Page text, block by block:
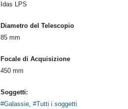
Idas LPS
Diametro del Telescopio
85 mm
Focale di Acquisizione
450 mm
Soggetti:
#Galassie, #Tutti i soggetti